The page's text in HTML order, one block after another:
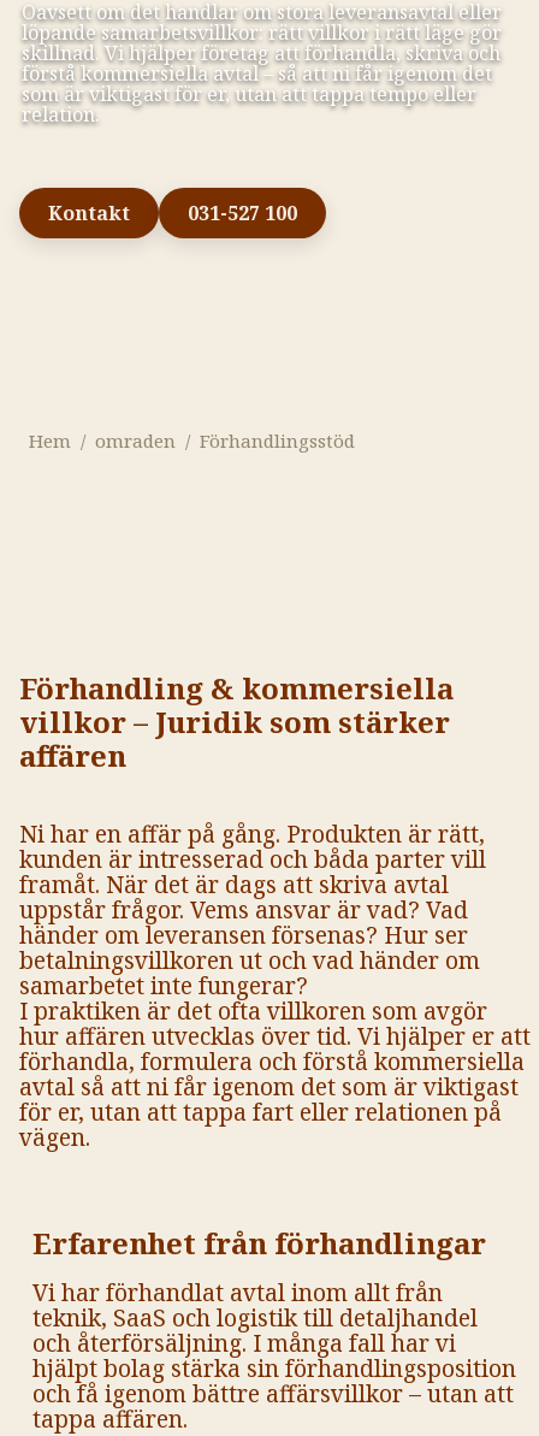
Oavsett om det handlar om stora leveransavtal eller
löpande samarbetsvillkor: rätt villkor i rätt läge gör
skillnad. Vi hjälper företag att förhandla, skriva och
förstå kommersiella avtal – så att ni får igenom det
som är viktigast för er, utan att tappa tempo eller
relation.
Kontakt 031-527 100
Hem / omraden / Förhandlingsstöd
Förhandling & kommersiella
villkor – Juridik som stärker
affären
Ni har en affär på gång. Produkten är rätt,
kunden är intresserad och båda parter vill
framåt. När det är dags att skriva avtal
uppstår frågor. Vems ansvar är vad? Vad
händer om leveransen försenas? Hur ser
betalningsvillkoren ut och vad händer om
samarbetet inte fungerar?
I praktiken är det ofta villkoren som avgör
hur affären utvecklas över tid. Vi hjälper er att
förhandla, formulera och förstå kommersiella
avtal så att ni får igenom det som är viktigast
för er, utan att tappa fart eller relationen på
vägen.
Erfarenhet från förhandlingar
Vi har förhandlat avtal inom allt från
teknik, SaaS och logistik till detaljhandel
och återförsäljning. I många fall har vi
hjälpt bolag stärka sin förhandlingsposition
och få igenom bättre affärsvillkor – utan att
tappa affären.